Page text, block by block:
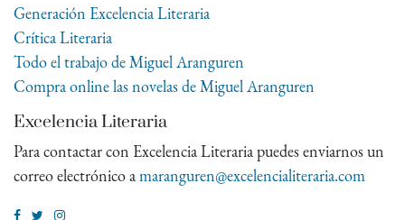
Generación Excelencia Literaria
Crítica Literaria
Todo el trabajo de Miguel Aranguren
Compra online las novelas de Miguel Aranguren
Excelencia Literaria
Para contactar con Excelencia Literaria puedes enviarnos un
correo electrónico amaranguren@excelencialiteraria.com